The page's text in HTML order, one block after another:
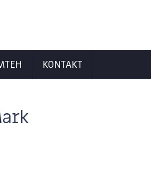
KONTAKT